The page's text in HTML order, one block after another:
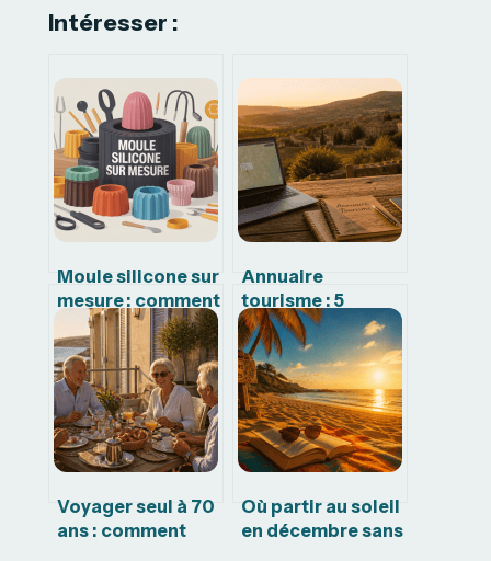
Intéresser :
Moule silicone sur
mesure : comment
choisir la solution
vraiment adaptée
Annuaire
tourisme : 5
raisons de
privilégier le
contact direct
pour vos
vacances
Voyager seul à 70
ans : comment
Où partir au soleil
en décembre sans